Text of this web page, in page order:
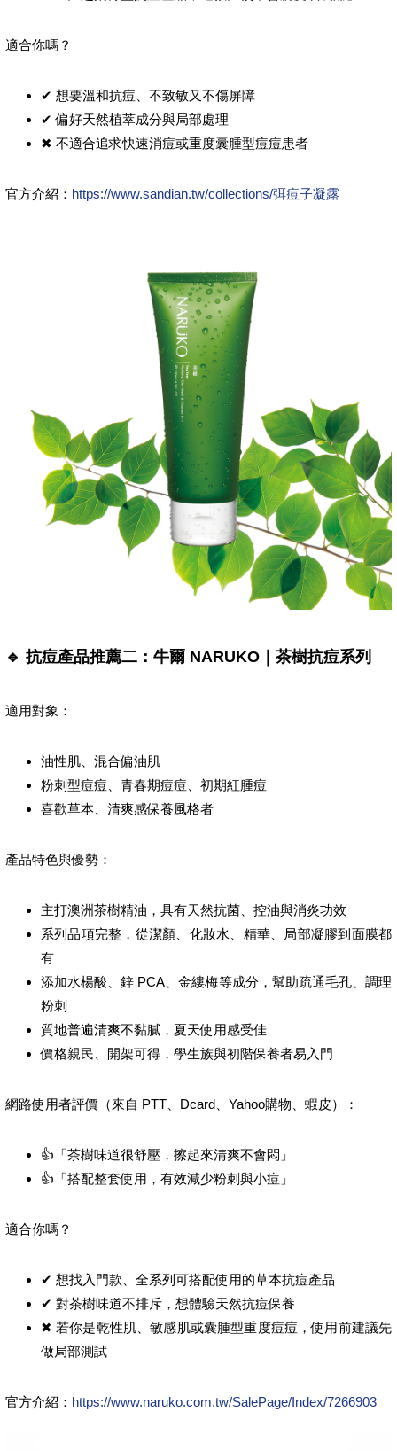
適合你嗎？
✔ 想要溫和抗痘、不致敏又不傷屏障
✔ 偏好天然植萃成分與局部處理
✖ 不適合追求快速消痘或重度囊腫型痘痘患者
官方介紹： https://www.sandian.tw/collections/弭痘子凝露
🔹 抗痘產品推薦二：牛爾 NARUKO｜茶樹抗痘系列
適用對象：
油性肌、混合偏油肌
粉刺型痘痘、青春期痘痘、初期紅腫痘
喜歡草本、清爽感保養風格者
產品特色與優勢：
主打澳洲茶樹精油，具有天然抗菌、控油與消炎功效
系列品項完整，從潔顏、化妝水、精華、局部凝膠到面膜都
有
添加水楊酸、鋅 PCA、金縷梅等成分，幫助疏通毛孔、調理
粉刺
質地普遍清爽不黏膩，夏天使用感受佳
價格親民、開架可得，學生族與初階保養者易入門
網路使用者評價（來自 PTT、Dcard、Yahoo購物、蝦皮）：
👍「茶樹味道很舒壓，擦起來清爽不會悶」
👍「搭配整套使用，有效減少粉刺與小痘」
適合你嗎？
✔ 想找入門款、全系列可搭配使用的草本抗痘產品
✔ 對茶樹味道不排斥，想體驗天然抗痘保養
✖ 若你是乾性肌、敏感肌或囊腫型重度痘痘，使用前建議先
做局部測試
官方介紹： https://www.naruko.com.tw/SalePage/Index/7266903